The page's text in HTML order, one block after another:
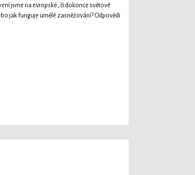
jsme na evropské, či dokonce světové
jak funguje umělé zasněžování? Odpovědi